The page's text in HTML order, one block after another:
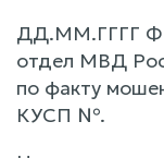
ДД.ММ.ГГГГ
отдел МВД
по факту
КУСП №.